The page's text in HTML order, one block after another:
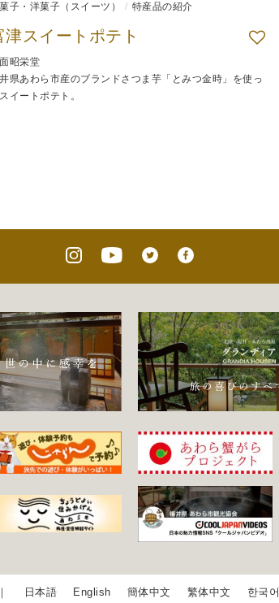
子・洋菓子（スイーツ） 特産品の紹介
津スイートポテト
昭栄堂
県あわら市産のブランドさつま芋「とみつ金時」を使っ
イートポテト。
日本語 English 簡体中文 繁体中文 한국어